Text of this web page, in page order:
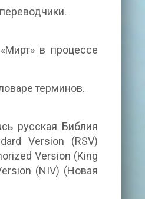
в процессе
терминов.
русская Библия
Version (RSV)
Version (King
(NIV) (Новая